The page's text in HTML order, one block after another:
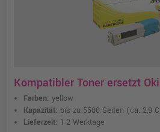
Kompatibler Toner ersetzt
Farben: yellow
Kapazität: bis zu 5500 Seiten (ca. 2,9
Lieferzeit: 1-2 Werktage